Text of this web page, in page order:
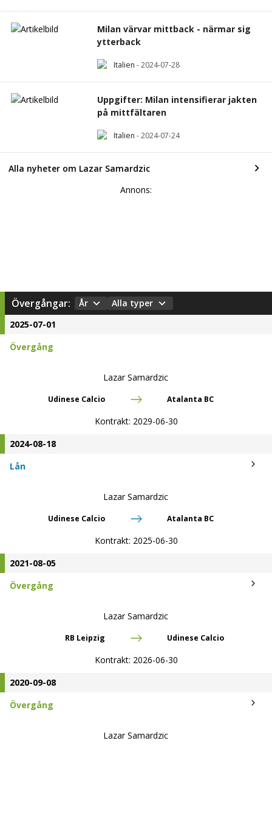
Milan värvar mittback - närmar sig
ytterback
Italien -2024-07-28
Uppgifter: Milan intensifierar jakten
på mittfältaren
Italien -2024-07-24
Alla nyheter om Lazar Samardzic
Annons:
Övergångar: År
Alla typer
2025-07-01
Övergång
Lazar Samardzic
Udinese Calcio Atalanta BC
Kontrakt: 2029-06-30
2024-08-18
Lån
Lazar Samardzic
Udinese Calcio Atalanta BC
Kontrakt: 2025-06-30
2021-08-05
Övergång
Lazar Samardzic
RB Leipzig Udinese Calcio
Kontrakt: 2026-06-30
2020-09-08
Övergång
Lazar Samardzic